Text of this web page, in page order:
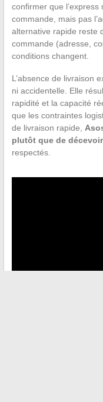
confirmer que l’express
commande, mais pas
alternative rapide reste
commande (adresse,
conditions changent.
L’absence de livraison
ni accidentelle. Elle
rapidité et la capacité
que les contraintes
de livraison rapide,
plutôt que de
respectés.